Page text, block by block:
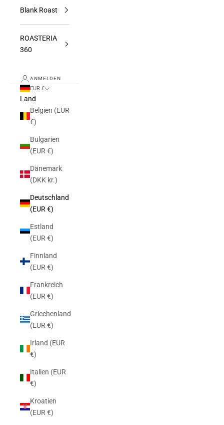
Blank Roast
ROASTERIA
360
ANMELDEN
EUR €
Land
Belgien (EUR
€)
Bulgarien
(EUR €)
Dänemark
(DKK kr.)
Deutschland
(EUR €)
Estland
(EUR €)
Finnland
(EUR €)
Frankreich
(EUR €)
Griechenland
(EUR €)
Irland (EUR
€)
Italien (EUR
€)
Kroatien
(EUR €)